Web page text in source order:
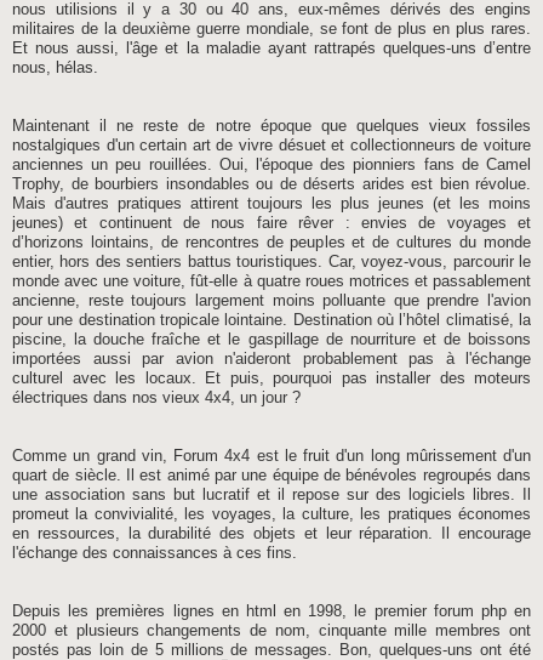
nous utilisions il y a 30 ou 40 ans, eux-mêmes dérivés des engins
militaires de la deuxième guerre mondiale, se font de plus en plus rares.
Et nous aussi, l'âge et la maladie ayant rattrapés quelques-uns d’entre
nous, hélas.
Maintenant il ne reste de notre époque que quelques vieux fossiles
nostalgiques d'un certain art de vivre désuet et collectionneurs de voiture
anciennes un peu rouillées. Oui, l'époque des pionniers fans de Camel
Trophy, de bourbiers insondables ou de déserts arides est bien révolue.
Mais d'autres pratiques attirent toujours les plus jeunes (et les moins
jeunes) et continuent de nous faire rêver : envies de voyages et
d’horizons lointains, de rencontres de peuples et de cultures du monde
entier, hors des sentiers battus touristiques. Car, voyez-vous, parcourir le
monde avec une voiture, fût-elle à quatre roues motrices et passablement
ancienne, reste toujours largement moins polluante que prendre l'avion
pour une destination tropicale lointaine. Destination où l’hôtel climatisé, la
piscine, la douche fraîche et le gaspillage de nourriture et de boissons
importées aussi par avion n'aideront probablement pas à l'échange
culturel avec les locaux. Et puis, pourquoi pas installer des moteurs
électriques dans nos vieux 4x4, un jour ?
Comme un grand vin, Forum 4x4 est le fruit d'un long mûrissement d'un
quart de siècle. Il est animé par une équipe de bénévoles regroupés dans
une association sans but lucratif et il repose sur des logiciels libres. Il
promeut la convivialité, les voyages, la culture, les pratiques économes
en ressources, la durabilité des objets et leur réparation. Il encourage
l'échange des connaissances à ces fins.
Depuis les premières lignes en html en 1998, le premier forum php en
2000 et plusieurs changements de nom, cinquante mille membres ont
postés pas loin de 5 millions de messages. Bon, quelques-uns ont été